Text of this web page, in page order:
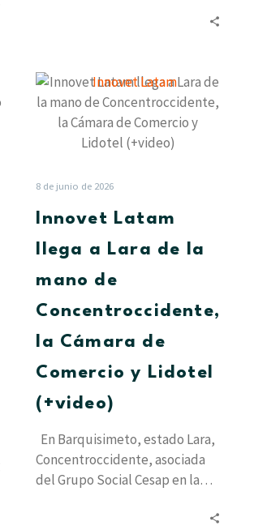
Innovet
Latam
llega
a
mano
de
Cámara
Comercio
Lidotel
8 de junio de 2026
Innovet Latam
llega a Lara de la
mano de
Concentroccidente,
la Cámara de
Comercio y Lidotel
(+video)
En Barquisimeto, estado Lara,
Concentroccidente, asociada
del Grupo Social Cesap en la